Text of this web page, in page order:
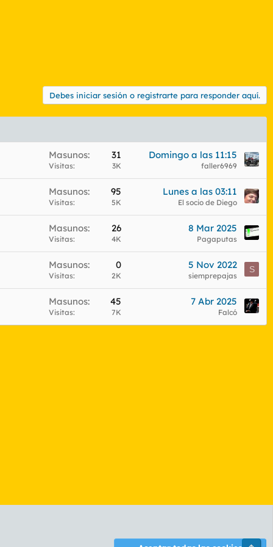
Debes iniciar sesión o registrarte para responder aquí.
Masunos 31
Visitas 3K
Domingo a las 11:15
faller6969
Masunos 95
Visitas 5K
Lunes a las 03:11
El socio de Diego
Masunos 26
Visitas 4K
8 Mar 2025
Pagaputas
Masunos 0
Visitas 2K
5 Nov 2022
siemprepajas
S
Masunos 45
Visitas 7K
7 Abr 2025
Falcó